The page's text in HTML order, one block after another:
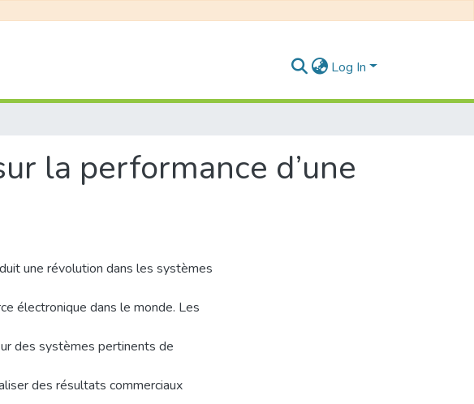
Log In
la performance d’une
une révolution dans les systèmes
électronique dans le monde. Les
des systèmes pertinents de
des résultats commerciaux